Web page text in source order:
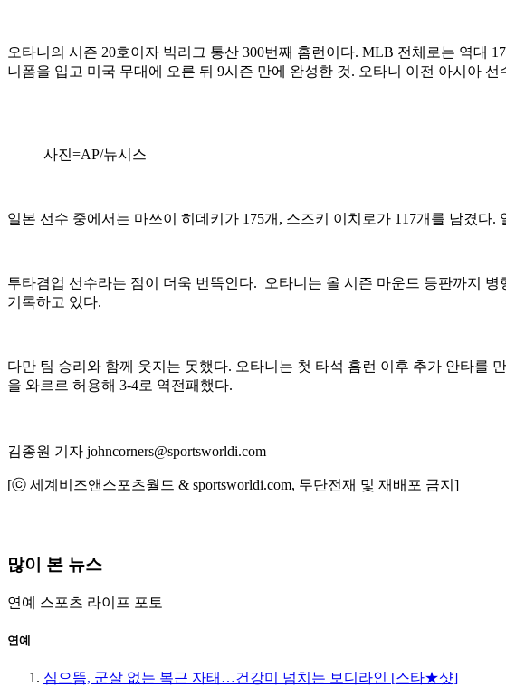
오타니의 시즌 20호이자 빅리그 통산 300번째 홈런이다. MLB 전체로는 역대
니폼을 입고 미국 무대에 오른 뒤 9시즌 만에 완성한 것. 오타니 이전 아시아
사진=AP/뉴시스
일본 선수 중에서는 마쓰이 히데키가 175개, 스즈키 이치로가 117개를 남겼
투타겸업 선수라는 점이 더욱 번뜩인다. 오타니는 올 시즌 마운드 등판까지
기록하고 있다.
다만 팀 승리와 함께 웃지는 못했다. 오타니는 첫 타석 홈런 이후 추가 안타를
을 와르르 허용해 3-4로 역전패했다.
김종원 기자 johncorners@sportsworldi.com
[ⓒ 세계비즈앤스포츠월드 & sportsworldi.com, 무단전재 및 재배포 금지]
많이 본 뉴스
연예 스포츠 라이프 포토
연예
심으뜸, 군살 없는 복근 자태…건강미 넘치는 보디라인 [스타★샷]